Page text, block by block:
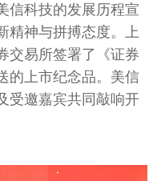
信科技的发展历程宣
神与拼搏态度。
上
交易所签署了《证券
的上市纪念品。 美信
受邀嘉宾共同敲响开